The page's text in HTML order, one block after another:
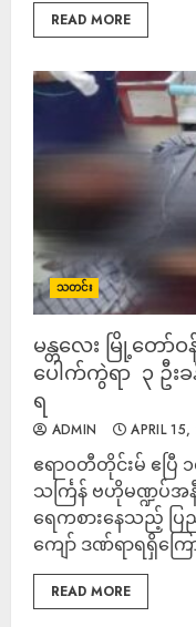
READ MORE
သတင်း
မန္တလေး မြို့တော်
ပေါက်ကွဲရာ ၃ ဦး
ရ
ADMIN APRIL
ဧရာဝတီတိုင်းမ် ဧပြီ
သင်္ကြန် ဗဟိုမဏ္ဍပ်အ
ရေကစားနေသည့် ပ
ကျော် ဒဏ်ရာရရှိကြ
READ MORE